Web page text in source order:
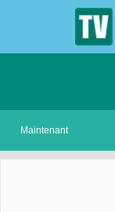
Maintenant